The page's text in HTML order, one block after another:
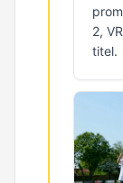
2,
titel.